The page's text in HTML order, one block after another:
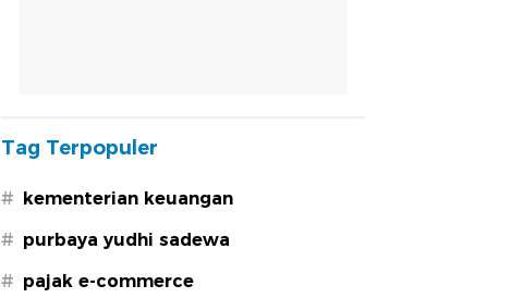
Tag Terpopuler
# kementerian keuangan
# purbaya yudhi sadewa
# pajak e-commerce